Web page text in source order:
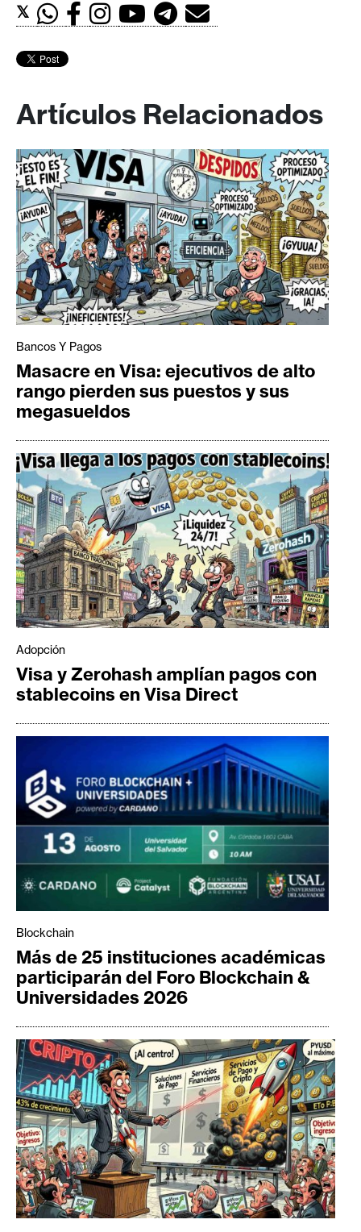
𝕏
Artículos Relacionados
Bancos Y Pagos
Masacre en Visa: ejecutivos de alto
rango pierden sus puestos y sus
megasueldos
Adopción
Visa y Zerohash amplían pagos con
stablecoins en Visa Direct
Blockchain
Más de 25 instituciones académicas
participarán del Foro Blockchain &
Universidades 2026